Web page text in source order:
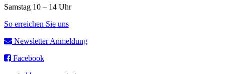
Samstag 10 – 14 Uhr
So erreichen Sie uns
Newsletter Anmeldung
Facebook